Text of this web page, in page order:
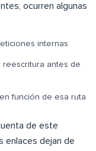
ocurren algunas
internas
reescritura antes de
función de esa ruta
de este
enlaces dejan de